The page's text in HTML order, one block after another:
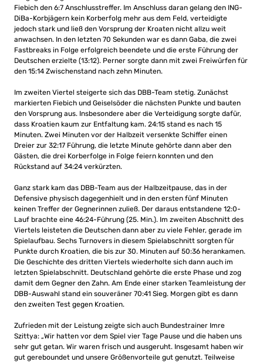
Fiebich den 6:7 Anschlusstreffer. Im Anschluss daran gelang den ING-
DiBa-Korbjägern kein Korberfolg mehr aus dem Feld, verteidigte
jedoch stark und ließ den Vorsprung der Kroaten nicht allzu weit
anwachsen. In den letzten 70 Sekunden war es dann Gaba, die zwei
Fastbreaks in Folge erfolgreich beendete und die erste Führung der
Deutschen erzielte (13:12). Perner sorgte dann mit zwei Freiwürfen für
den 15:14 Zwischenstand nach zehn Minuten.
Im zweiten Viertel steigerte sich das DBB-Team stetig. Zunächst
markierten Fiebich und Geiselsöder die nächsten Punkte und bauten
den Vorsprung aus. Insbesondere aber die Verteidigung sorgte dafür,
dass Kroatien kaum zur Entfaltung kam. 24:15 stand es nach 15
Minuten. Zwei Minuten vor der Halbzeit versenkte Schiffer einen
Dreier zur 32:17 Führung, die letzte Minute gehörte dann aber den
Gästen, die drei Korberfolge in Folge feiern konnten und den
Rückstand auf 34:24 verkürzten.
Ganz stark kam das DBB-Team aus der Halbzeitpause, das in der
Defensive physisch dagegenhielt und in den ersten fünf Minuten
keinen Treffer der Gegnerinnen zuließ. Der daraus entstandene 12:0-
Lauf brachte eine 46:24-Führung (25. Min.). Im zweiten Abschnitt des
Viertels leisteten die Deutschen dann aber zu viele Fehler, gerade im
Spielaufbau. Sechs Turnovers in diesem Spielabschnitt sorgten für
Punkte durch Kroatien, die bis zur 30. Minuten auf 50:36 herankamen.
Die Geschichte des dritten Viertels wiederholte sich dann auch im
letzten Spielabschnitt. Deutschland gehörte die erste Phase und zog
damit dem Gegner den Zahn. Am Ende einer starken Teamleistung der
DBB-Auswahl stand ein souveräner 70:41 Sieg. Morgen gibt es dann
den zweiten Test gegen Kroatien.
Zufrieden mit der Leistung zeigte sich auch Bundestrainer Imre
Szittya: „Wir hatten vor dem Spiel vier Tage Pause und die haben uns
sehr gut getan. Wir waren frisch und ausgeruht. Insgesamt haben wir
gut gereboundet und unsere Größenvorteile gut genutzt. Teilweise